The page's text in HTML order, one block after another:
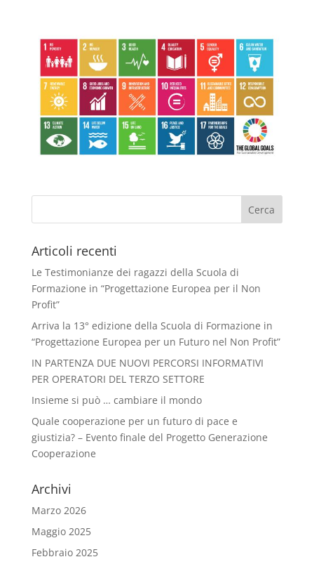
Articoli recenti
Le Testimonianze dei ragazzi della Scuola di
Formazione in “Progettazione Europea per il Non
Profit”
Arriva la 13° edizione della Scuola di Formazione in
“Progettazione Europea per un Futuro nel Non Profit”
IN PARTENZA DUE NUOVI PERCORSI INFORMATIVI
PER OPERATORI DEL TERZO SETTORE
Insieme si può … cambiare il mondo
Quale cooperazione per un futuro di pace e
giustizia? – Evento finale del Progetto Generazione
Cooperazione
Archivi
Marzo 2026
Maggio 2025
Febbraio 2025